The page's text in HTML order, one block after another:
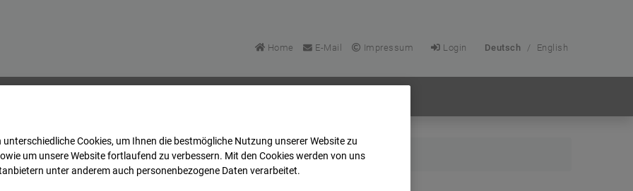
Home E-Mail Impressum Login Deutsch / English
-Cam4 Archiv 2025 04 13 06:30
unterschiedliche Cookies, um Ihnen die best­mögliche Nutzung unserer Website zu
um unsere Website fortlaufend zu verbessern. Mit den Cookies werden von uns
unter anderem auch personenbezogene Daten verarbeitet.